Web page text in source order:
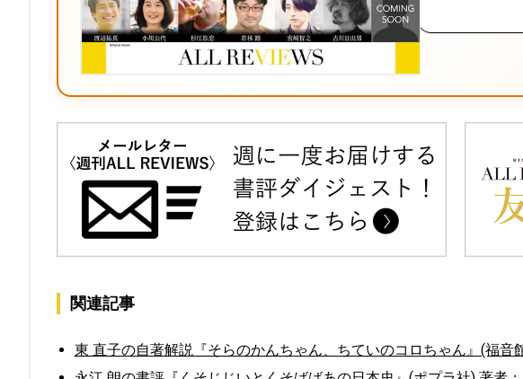
関連記事
東 直子の自著解説『そらのかんちゃん、ちていのコロちゃん』(福音